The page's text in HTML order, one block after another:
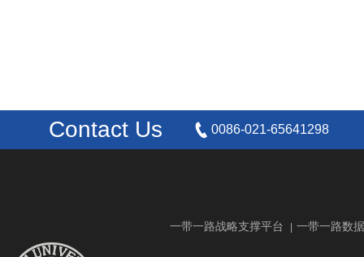
Contact Us 0086-021-65641298
一带一路战略支撑平台 一带一路数